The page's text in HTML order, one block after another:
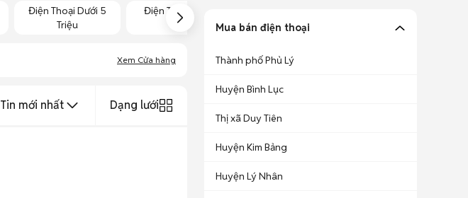
Điện Thoại Dưới 5
Triệu
Điện Thoại Xách
Tay
Game
Góp
Xem Cửa hàng
Tin mới nhất Dạng lưới
Mua bán điện thoại
Thành phố Phủ Lý
Huyện Bình Lục
Thị xã Duy Tiên
Huyện Kim Bảng
Huyện Lý Nhân